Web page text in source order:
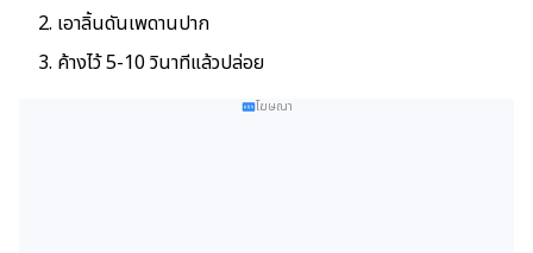
เอาลิ้นดันเพดานปาก
ค้างไว้ 5-10 วินาทีแล้วปล่อย
โฆษณา